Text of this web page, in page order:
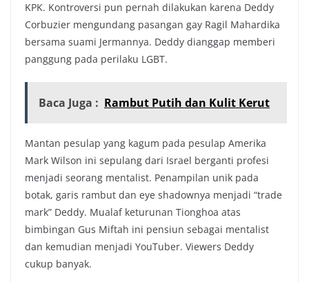
KPK. Kontroversi pun pernah dilakukan karena Deddy
Corbuzier mengundang pasangan gay Ragil Mahardika
bersama suami Jermannya. Deddy dianggap memberi
panggung pada perilaku LGBT.
Baca Juga : Rambut Putih dan Kulit Kerut
Mantan pesulap yang kagum pada pesulap Amerika
Mark Wilson ini sepulang dari Israel berganti profesi
menjadi seorang mentalist. Penampilan unik pada
botak, garis rambut dan eye shadownya menjadi “trade
mark” Deddy. Mualaf keturunan Tionghoa atas
bimbingan Gus Miftah ini pensiun sebagai mentalist
dan kemudian menjadi YouTuber. Viewers Deddy
cukup banyak.